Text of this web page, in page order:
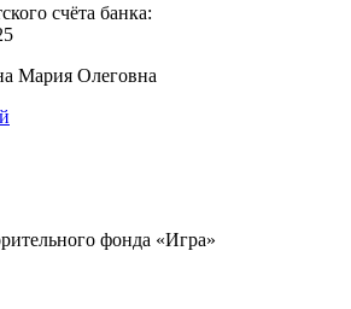
счёта банка:
Мария Олеговна
фонда «Игра»